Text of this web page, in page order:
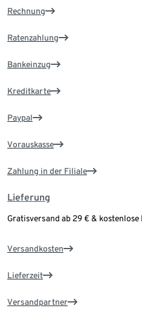
Rechnung
Ratenzahlung
Bankeinzug
Kreditkarte
Paypal
Vorauskasse
Zahlung in der Filiale
Lieferung
Gratisversand ab 29 € & kostenlose
Versandkosten
Lieferzeit
Versandpartner